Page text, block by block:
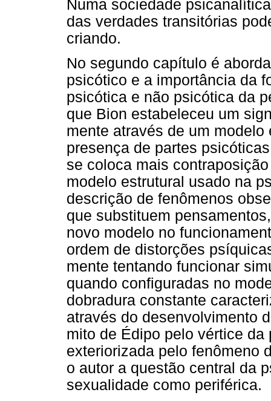
Numa sociedade
das verdades transitórias
criando.
No segundo capítulo é
psicótico e a importância da
psicótica e não psicótica da
que Bion estabeleceu um
mente através de um
presença de partes
se coloca mais
modelo estrutural usado na
descrição de fenômenos
que substituem
novo modelo no
ordem de distorções
mente tentando funcionar
quando configuradas no
dobradura constante
através do desenvolvimento
mito de Édipo pelo vértice
exteriorizada pelo fenômeno
o autor a questão central da
sexualidade como periférica.